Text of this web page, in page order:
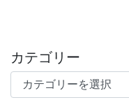
カテゴリー
カテゴリー